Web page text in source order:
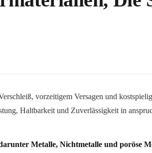
vorzeitigem Versagen und
Haltbarkeit und Zuverlässigkeit in
Metalle, Nichtmetalle und poröse